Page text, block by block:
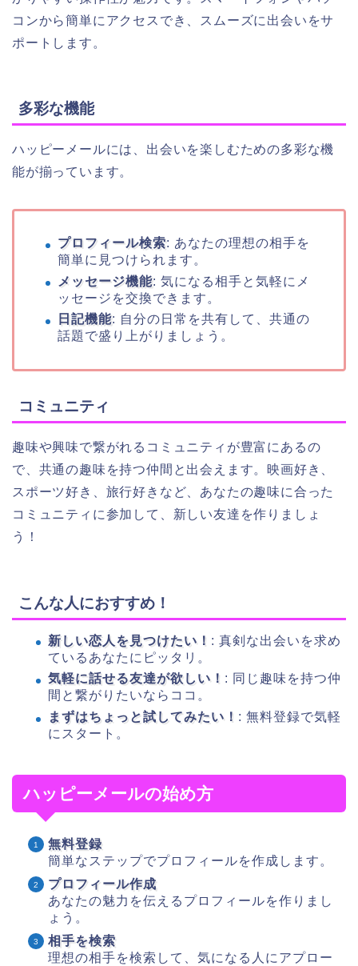
コンから簡単にアクセスでき、スムーズに出会いをサ
ポートします。
多彩な機能
ハッピーメールには、出会いを楽しむための多彩な機
能が揃っています。
プロフィール検索: あなたの理想の相手を
簡単に見つけられます。
メッセージ機能: 気になる相手と気軽にメ
ッセージを交換できます。
日記機能: 自分の日常を共有して、共通の
話題で盛り上がりましょう。
コミュニティ
趣味や興味で繋がれるコミュニティが豊富にあるの
で、共通の趣味を持つ仲間と出会えます。映画好き、
スポーツ好き、旅行好きなど、あなたの趣味に合った
コミュニティに参加して、新しい友達を作りましょ
う！
こんな人におすすめ！
新しい恋人を見つけたい！ : 真剣な出会いを求め
ているあなたにピッタリ。
気軽に話せる友達が欲しい！ : 同じ趣味を持つ仲
間と繋がりたいならココ。
まずはちょっと試してみたい！ : 無料登録で気軽
にスタート。
ハッピーメールの始め方
無料登録
簡単なステップでプロフィールを作成します。
プロフィール作成
あなたの魅力を伝えるプロフィールを作りまし
ょう。
相手を検索
理想の相手を検索して、気になる人にアプロー